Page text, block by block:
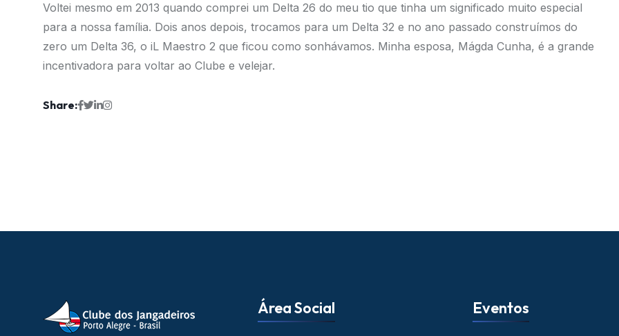
Voltei mesmo em 2013 quando comprei um Delta 26 do meu tio que tinha um significado muito especial
para a nossa família. Dois anos depois, trocamos para um Delta 32 e no ano passado construímos do
zero um Delta 36, o iL Maestro 2 que ficou como sonhávamos. Minha esposa, Mágda Cunha, é a grande
incentivadora para voltar ao Clube e velejar.
Share:
Área Social Eventos